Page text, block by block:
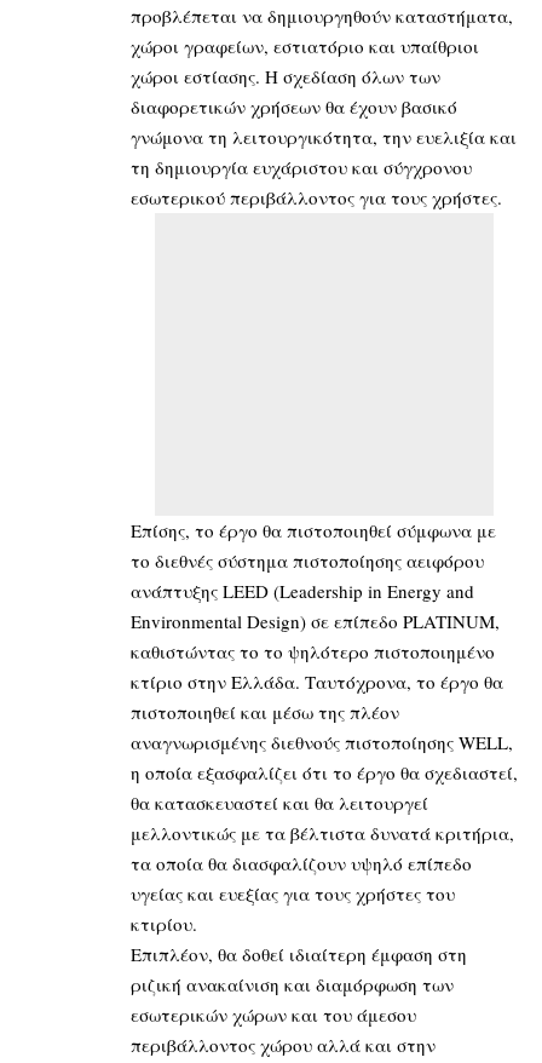
προβλέπεται να δημιουργηθούν καταστήματα,
χώροι γραφείων, εστιατόριο και υπαίθριοι
χώροι εστίασης. Η σχεδίαση όλων των
διαφορετικών χρήσεων θα έχουν βασικό
γνώμονα τη λειτουργικότητα, την ευελιξία και
τη δημιουργία ευχάριστου και σύγχρονου
εσωτερικού περιβάλλοντος για τους χρήστες.
Επίσης, το έργο θα πιστοποιηθεί σύμφωνα με
το διεθνές σύστημα πιστοποίησης αειφόρου
ανάπτυξης LEED (Leadership in Energy and
Environmental Design) σε επίπεδο PLATINUM,
καθιστώντας το το ψηλότερο πιστοποιημένο
κτίριο στην Ελλάδα. Ταυτόχρονα, το έργο θα
πιστοποιηθεί και μέσω της πλέον
αναγνωρισμένης διεθνούς πιστοποίησης WELL,
η οποία εξασφαλίζει ότι το έργο θα σχεδιαστεί,
θα κατασκευαστεί και θα λειτουργεί
μελλοντικώς με τα βέλτιστα δυνατά κριτήρια,
τα οποία θα διασφαλίζουν υψηλό επίπεδο
υγείας και ευεξίας για τους χρήστες του
κτιρίου.
Επιπλέον, θα δοθεί ιδιαίτερη έμφαση στη
ριζική ανακαίνιση και διαμόρφωση των
εσωτερικών χώρων και του άμεσου
περιβάλλοντος χώρου αλλά και στην